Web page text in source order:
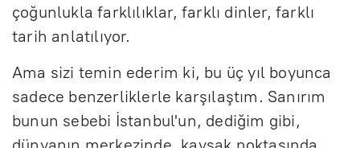
çoğunlukla farklılıklar, farklı dinler, farklı
tarih anlatılıyor.
Ama sizi temin ederim ki, bu üç yıl boyunca
sadece benzerliklerle karşılaştım. Sanırım
bunun sebebi İstanbul'un, dediğim gibi,